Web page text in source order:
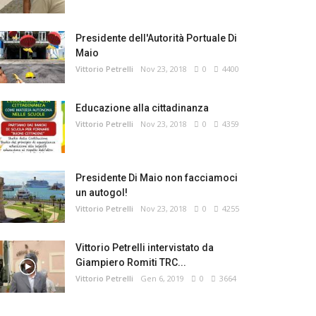
Presidente dell'Autorità Portuale Di
Maio
Vittorio Petrelli Nov 23, 2018 0 4400
Educazione alla cittadinanza
Vittorio Petrelli Nov 23, 2018 0 4359
Presidente Di Maio non facciamoci
un autogol!
Vittorio Petrelli Nov 23, 2018 0 4255
Vittorio Petrelli intervistato da
Giampiero Romiti TRC...
Vittorio Petrelli Gen 6, 2019 0 3664